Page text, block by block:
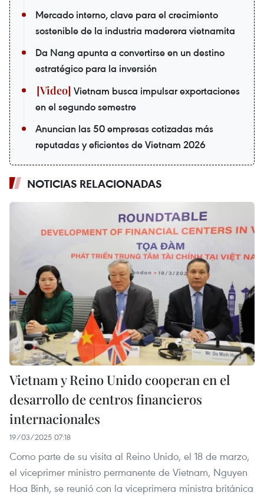
Mercado interno, clave para el crecimiento
sostenible de la industria maderera vietnamita
Da Nang apunta a convertirse en un destino
estratégico para la inversión
Vietnam busca impulsar exportaciones
en el segundo semestre
Anuncian las 50 empresas cotizadas más
reputadas y eficientes de Vietnam 2026
NOTICIAS RELACIONADAS
Vietnam y Reino Unido cooperan en el
desarrollo de centros financieros
internacionales
19/03/2025 07:18
Como parte de su visita al Reino Unido, el 18 de marzo,
el viceprimer ministro permanente de Vietnam, Nguyen
Hoa Binh, se reunió con la viceprimera ministra británica